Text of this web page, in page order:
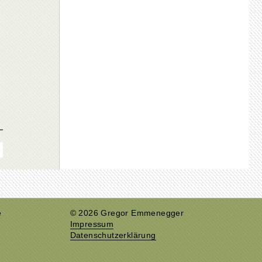
© 2026 Gregor Emmenegger
Impressum
Datenschutzerklärung